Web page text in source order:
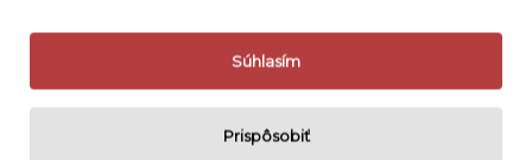
Rozmery
Súhlasím
Prispôsobiť